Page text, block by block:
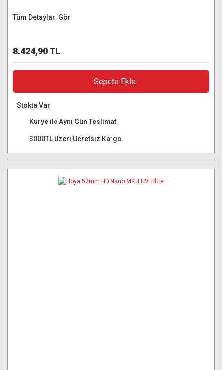
Tüm Detayları Gör
8.424,90 TL
Sepete Ekle
Stokta Var
Kurye ile Aynı Gün Teslimat
3000TL Üzeri Ücretsiz Kargo